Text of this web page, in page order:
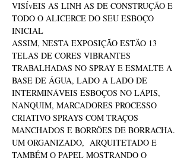
VISÍvEIS AS LINH AS DE CONSTRUÇÃO E
TODO O ALICERCE DO SEU ESBOÇO
INICIAL
ASSIM, NESTA EXPOSIÇÃO ESTÄO 13
TELAS DE CORES VIBRANTES
TRABALHADAS NO SPRAY E ESMALTE A
BASE DE ÁGUA, LADO A LADO DE
INTERMINÁVEIS ESBOÇOS NO LÁPIS,
NANQUIM, MARCADORES PROCESSO
CRIATIVO SPRAYS COM TRAÇOS
MANCHADOS E BORRÖES DE BORRACHA.
UM ORGANIZADO,  ARQUITETADO E
TAMBÉM O PAPEL MOSTRANDO O